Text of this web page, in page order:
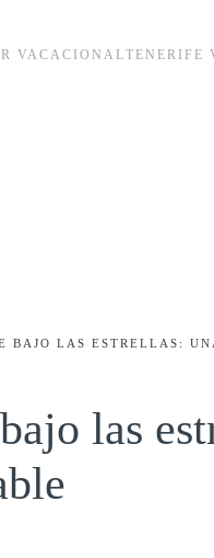
VACACIONALTENERIFE
BAJO LAS ESTRELLAS:
las